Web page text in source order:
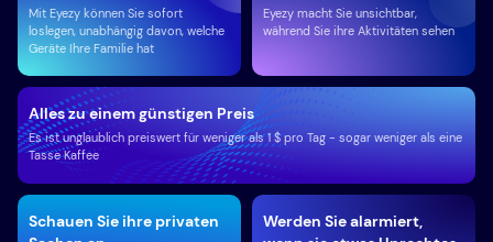
Mit Eyezy können Sie sofort
loslegen, unabhängig davon, welche
Geräte Ihre Familie hat
Eyezy macht Sie unsichtbar,
während Sie ihre Aktivitäten sehen
Schauen Sie ihre privaten
Alles zu einem günstigen Preis
Es ist unglaublich preiswert für weniger als 1 $ pro Tag - sogar weniger als eine
Tasse Kaffee
Werden Sie alarmiert,